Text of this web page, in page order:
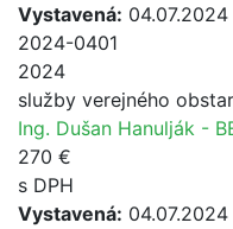
Vystavená: 04.07.2024
2024-0401
2024
služby verejného
Ing. Dušan Hanulják -
270 €
s DPH
Vystavená: 04.07.2024